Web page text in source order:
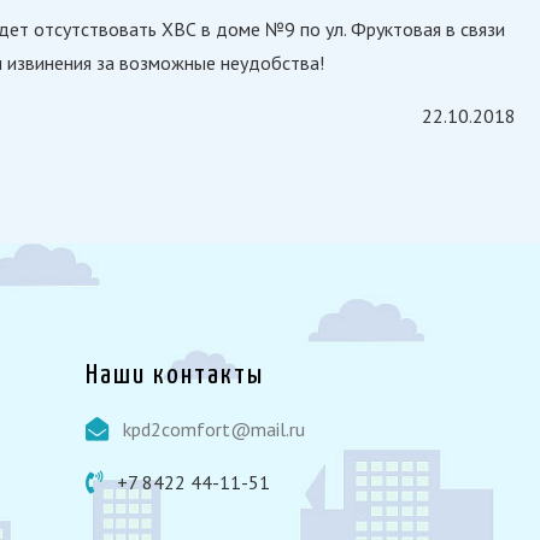
отсутствовать ХВС в доме №9 по ул. Фруктовая в связи
за возможные неудобства!
22.10.2018
Наши контакты
kpd2comfort@mail.ru
+7 8422 44-11-51